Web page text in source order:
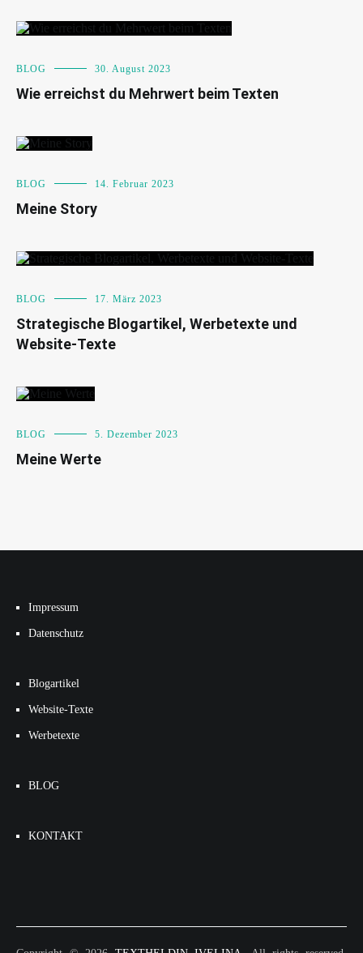
BLOG 30. August 2023
Wie erreichst du Mehrwert beim Texten
BLOG 14. Februar 2023
Meine Story
BLOG 17. März 2023
Strategische Blogartikel, Werbetexte und
Website-Texte
BLOG 5. Dezember 2023
Meine Werte
Impressum
Datenschutz
Blogartikel
Website-Texte
Werbetexte
BLOG
KONTAKT